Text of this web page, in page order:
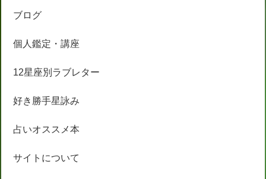
ブログ
個人鑑定・講座
12星座別ラブレター
好き勝手星詠み
占いオススメ本
サイトについて